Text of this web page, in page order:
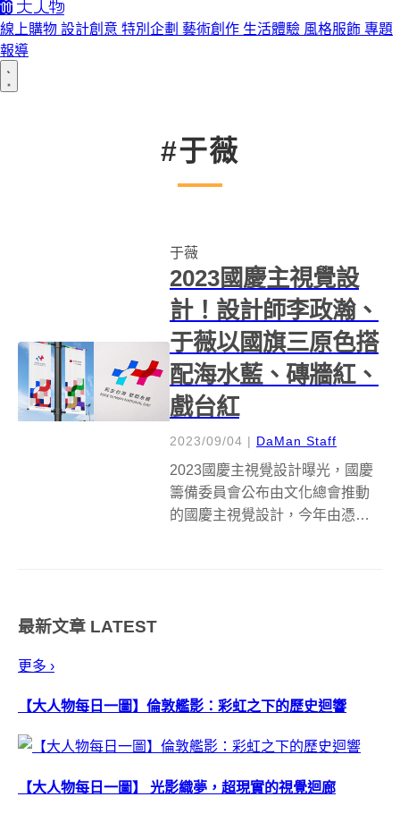
線上購物 設計創意 特別企劃 藝術創作 生活體驗 風格服飾 專題
報導
#于薇
于薇
2023國慶主視覺設
計！設計師李政瀚、
于薇以國旗三原色搭
配海水藍、磚牆紅、
戲台紅
2023/09/04 | DaMan Staff
2023國慶主視覺設計曝光，國慶
籌備委員會公布由文化總會推動
的國慶主視覺設計，今年由憑藉
最新文章 LATEST
更多 ›
【大人物每日一圖】倫敦艦影：彩虹之下的歷史迴響
【大人物每日一圖】 光影織夢，超現實的視覺迴廊